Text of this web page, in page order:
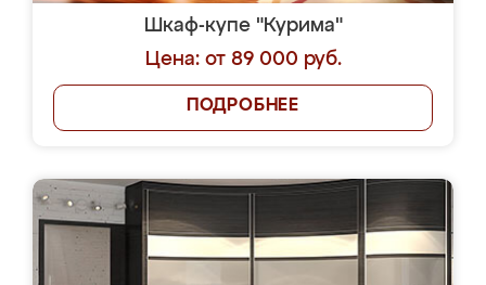
Шкаф-купе "Курима"
Цена: от 89 000 руб.
ПОДРОБНЕЕ